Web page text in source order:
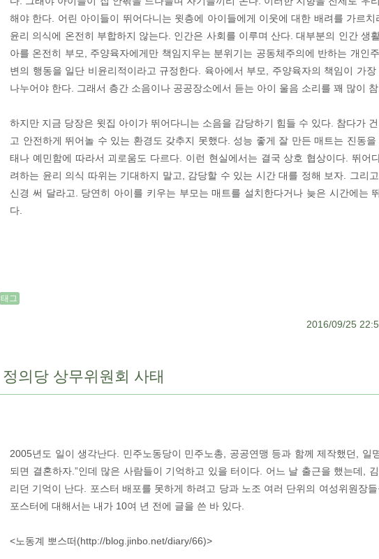
해야 한다. 어린 아이들이 뛰어다니는 윗층에 아이들에게 이웃에 대한 배려를 가르
윤리 의식에 온전히 부합하지 않는다. 인간은 사회를 이루며 산다. 대부분의 인간 생
아를 온전히 부모, 주양육자에게만 책임지우는 분위기는 공동체주의에 반하는 개인
변의 행동을 일단 비윤리적이라고 규정한다. 육아에서 부모, 주양육자의 책임이 가
나누어야 한다. 그래서 층간 소음이나 공공장소에서 듣는 아이 울음 소리를 꽤 많이
하지만 지금 당장은 윗집 아이가 뛰어다니는 소음을 감당하기 힘들 수 있다. 참다가
고 안전하게 뛰어놀 수 있는 환경도 갖추지 못했다. 성능 좋게 잘 만든 매트는 진동
태나 예민함에 따라서 괴로움도 다르다. 이런 현실에서는 결국 상호 협상이다. 뛰어
려하는 윤리 의식 따위는 기대하지 말고, 감당할 수 있는 시간 대를 정해 보자. 그리
신경 써 달라고. 당연히 아이를 키우는 부모는 매트를 설치한다거나 늦은 시간에는
다.
태그
2016/09/25
정의당 상무위원회 사태
2005년도 일이 생각난다. 민주노동당이 민주노총, 공공연맹 등과 함께 제작했던, 일
되면 결혼하자.”인데 많은 사람들이 기억하고 있을 터이다. 어느 날 출근을 했는데,
리던 기억이 난다. 포스터 배포를 못하게 하려고 당과 노조 여러 단위의 여성위원장
포스터에 대해서는 내가 10여 년 전에 글을 쓴 바 있다.
<노동계 뽀스떠(http://blog.jinbo.net/diary/66)>